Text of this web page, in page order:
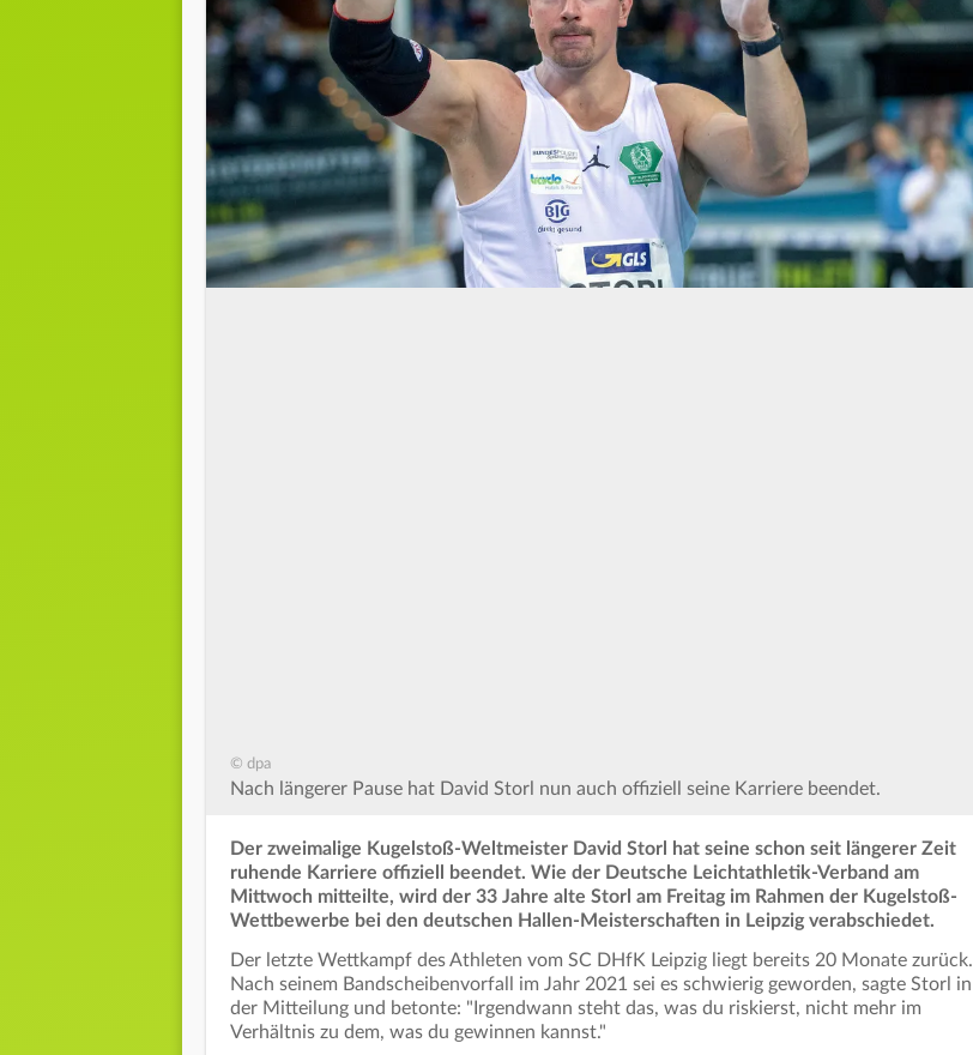
© dpa
Nach längerer Pause hat David Storl nun auch offiziell seine Karriere beendet.
Der zweimalige Kugelstoß-Weltmeister David Storl hat seine schon seit längerer Zeit
ruhende Karriere offiziell beendet. Wie der Deutsche Leichtathletik-Verband am
Mittwoch mitteilte, wird der 33 Jahre alte Storl am Freitag im Rahmen der Kugelstoß-
Wettbewerbe bei den deutschen Hallen-Meisterschaften in Leipzig verabschiedet.
Der letzte Wettkampf des Athleten vom SC DHfK Leipzig liegt bereits 20 Monate zurück.
Nach seinem Bandscheibenvorfall im Jahr 2021 sei es schwierig geworden, sagte Storl in
der Mitteilung und betonte: "Irgendwann steht das, was du riskierst, nicht mehr im
Verhältnis zu dem, was du gewinnen kannst."